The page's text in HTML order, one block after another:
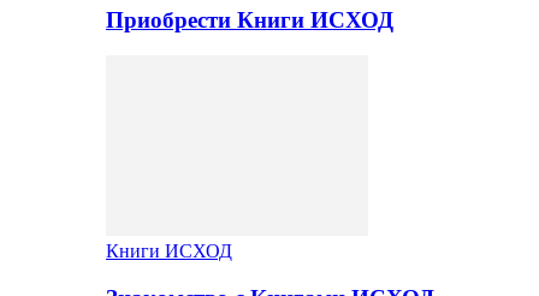
Приобрести Книги ИСХОД
Книги ИСХОД